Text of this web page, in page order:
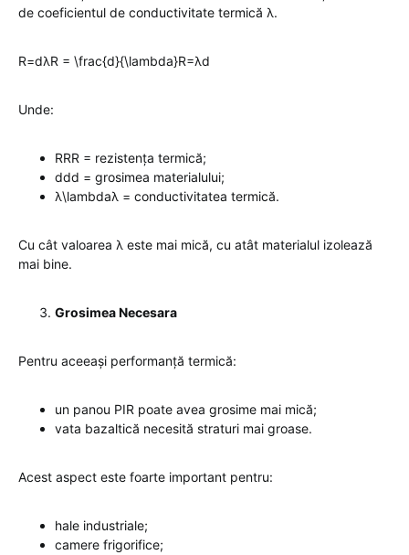
de coeficientul de conductivitate termică λ.
R=dλR = \frac{d}{\lambda}R=λd​
Unde:
RRR = rezistența termică;
ddd = grosimea materialului;
λ\lambdaλ = conductivitatea termică.
Cu cât valoarea λ este mai mică, cu atât materialul izolează
mai bine.
Grosimea Necesara
Pentru aceeași performanță termică:
un panou PIR poate avea grosime mai mică;
vata bazaltică necesită straturi mai groase.
Acest aspect este foarte important pentru:
hale industriale;
camere frigorifice;